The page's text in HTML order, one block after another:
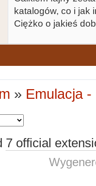
katalogów, co i jak
Ciężko o jakieś
» Emulacja
7 official